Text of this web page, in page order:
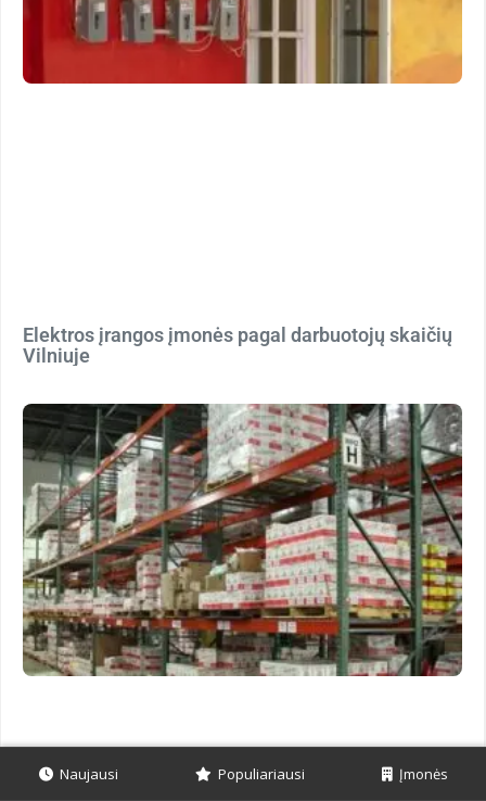
Elektros įrangos įmonės pagal darbuotojų skaičių
Vilniuje
Naujausi Populiariausi Įmonės